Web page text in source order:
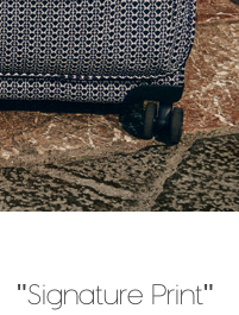
"Signature Print"